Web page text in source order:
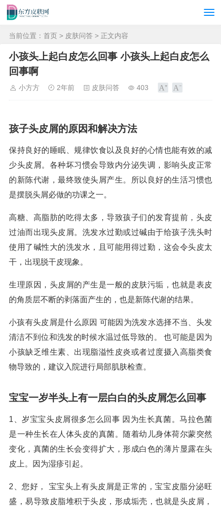
当前位置： 首页 > 皮肤问答 > 正文内容
小孩头上起白皮怎么回事 小孩头上起白皮怎么
回事啊
小方方 2年前 皮肤问答 403
孩子头皮屑的原因和解决方法
保持良好的睡眠、规律饮食以及良好的心情也能有效的减
少头皮屑。各种坏习惯会导致内分泌失调，影响头皮正常
的新陈代谢，最终致使头屑产生。所以良好的生活习惯也
是摆脱头屑必做的功课之一。
高糖、高脂肪的吃得太多，导致孩子们的发育提前，头皮
过油而出现头皮屑。洗发水过勤或过碱由于给孩子洗头时
使用了碱性大的洗发水，且可能用得过勤，这会令头皮太
干，出现脱干皮现象。
生理原因，头皮屑的产生是一般的皮肤污垢，也就是表皮
的角质层不断的剥落面产生的，也是新陈代谢的结果。
小孩有头皮屑是什么原因 可能因为洗发水选择不当、头发
清洁不到位和洗发的时候水温过低导致的。 也可能是因为
小孩缺乏维生素、出现脂溢性皮炎或者过度摄入高脂类食
物导致的，建议入院进行局部肌肤检查。
宝宝一岁半头上有一层白白的头皮屑怎么回事
1、岁宝宝头皮屑很多怎么回事 因为生长真菌。马拉色菌
是一种生长在人体头皮的真菌。随着幼儿身体荷尔蒙突然
变化，真菌的生长会变得扩大，形成白色的薄片显露在头
皮上。因为湿疹引起。
2、您好， 宝宝头上有头皮屑是正常的，宝宝皮脂分泌旺
盛，易导致皮脂堆积于头皮，形成垢壳，也就是头皮屑，